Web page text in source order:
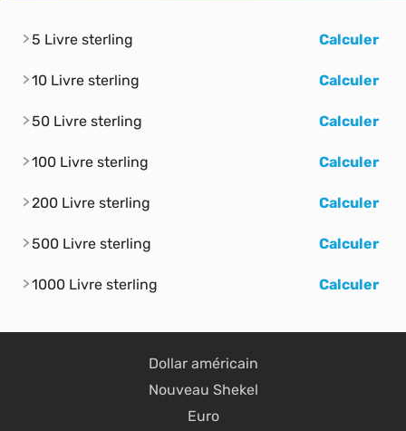
5 Livre sterling Calculer
10 Livre sterling Calculer
50 Livre sterling Calculer
100 Livre sterling Calculer
200 Livre sterling Calculer
500 Livre sterling Calculer
1000 Livre sterling Calculer
Dollar américain
Nouveau Shekel
Euro